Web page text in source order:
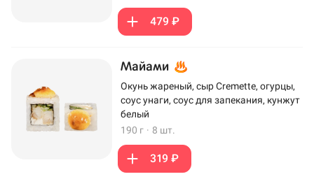
479 ₽
Майами
Окунь жареный, сыр Cremette, огурцы,
соус унаги, соус для запекания, кунжут
белый
190 г · 8 шт.
319 ₽